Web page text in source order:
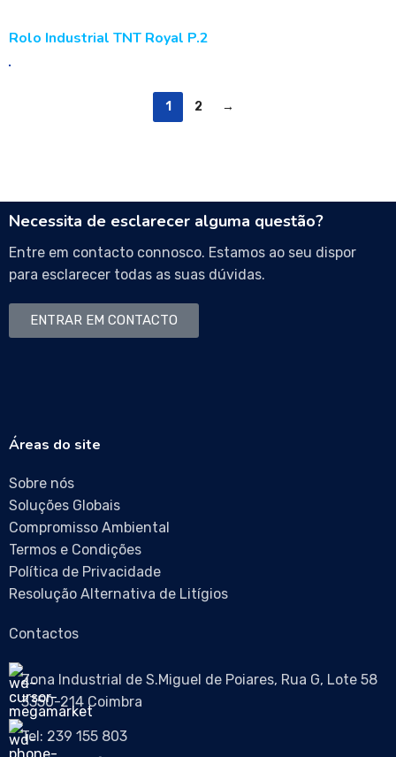
Rolo Industrial TNT Royal P.2
1 2 →
Necessita de esclarecer alguma questão?
Entre em contacto connosco. Estamos ao seu dispor
para esclarecer todas as suas dúvidas.
ENTRAR EM CONTACTO
Áreas do site
Sobre nós
Soluções Globais
Compromisso Ambiental
Termos e Condições
Política de Privacidade
Resolução Alternativa de Litígios
Contactos
Zona Industrial de S.Miguel de Poiares, Rua G, Lote 58
3350-214 Coimbra
Tel: 239 155 803